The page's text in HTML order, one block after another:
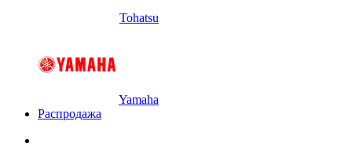
Tohatsu
Yamaha
Распродажа